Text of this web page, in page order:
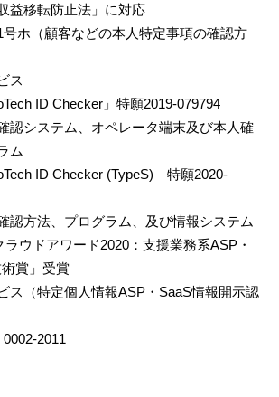
益移転防止法」に対応
ホ（顧客などの本人特定事項の確認方
ス
ID Checker」特願2019-079794
認システム、オペレータ端末及び本人確
ム
ID Checker (TypeS) 特願2020-
認方法、プログラム、及び情報システム
ラウドアワード2020：支援業務系ASP・
賞」受賞
ス（特定個人情報ASP・SaaS情報開示認
2011